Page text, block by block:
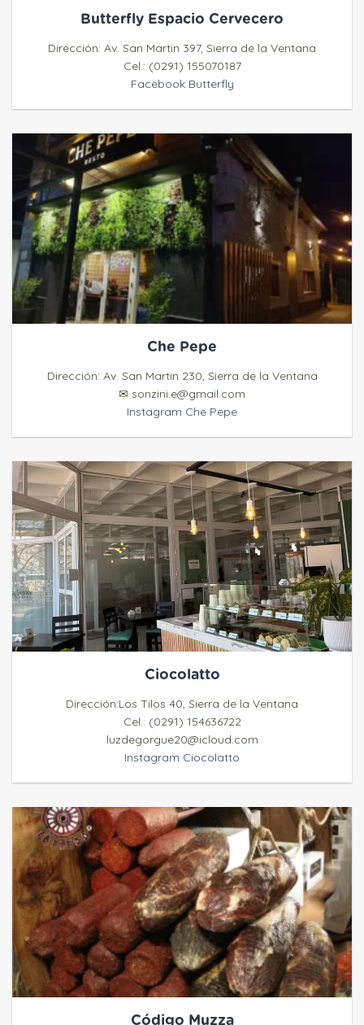
Butterfly Espacio Cervecero
Dirección: Av. San Martin 397, Sierra de la Ventana
Cel.: (0291) 155070187
Facebook Butterfly
Che Pepe
Dirección: Av. San Martin 230, Sierra de la Ventana
✉ sonzini.e@gmail.com
Instagram Che Pepe
Ciocolatto
Dirección:Los Tilos 40, Sierra de la Ventana
Cel.: (0291) 154636722
luzdegorgue20@icloud.com
Instagram Ciocolatto
Código Muzza